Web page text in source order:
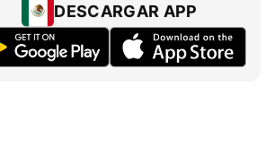
DESCARGAR APP